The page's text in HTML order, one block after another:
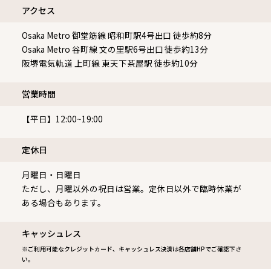
アクセス
Osaka Metro 御堂筋線 昭和町駅4号出口 徒歩約8分
Osaka Metro 谷町線 文の里駅6号出口 徒歩約13分
阪堺電気軌道 上町線 東天下茶屋駅 徒歩約10分
営業時間
【平日】12:00~19:00
定休⽇
月曜日・日曜日
ただし、月曜以外の祝日は営業。定休日以外で臨時休業が
ある場合もあります。
キャッシュレス
※ご利用可能なクレジットカード、キャッシュレス決済は各店舗HPでご確認下さ
い。